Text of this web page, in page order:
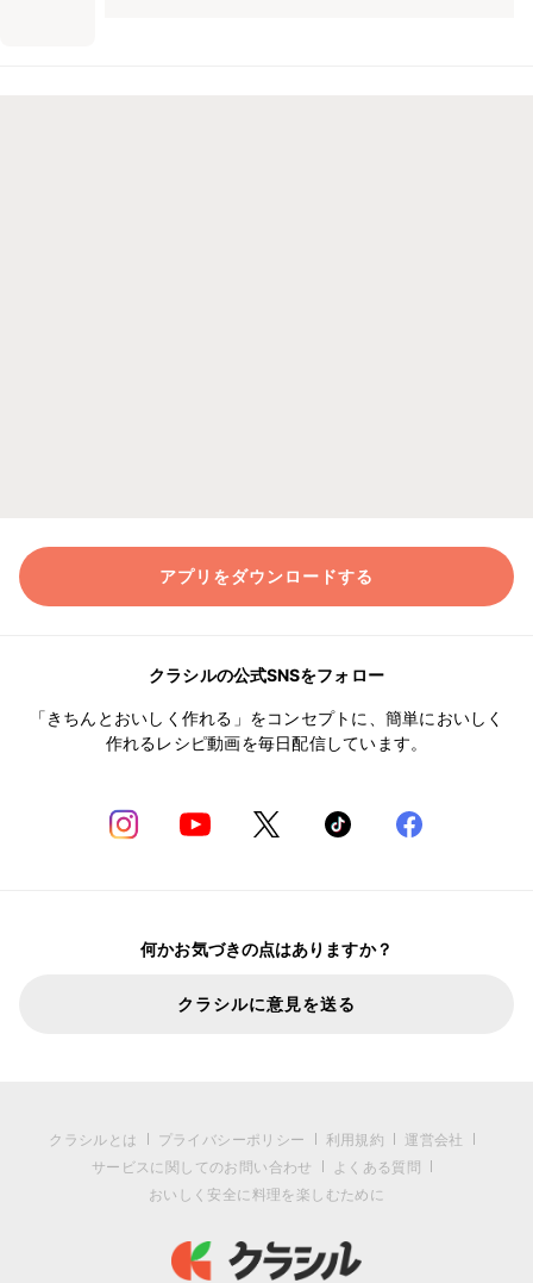
アプリをダウンロードする
クラシルの公式SNSをフォロー
「きちんとおいしく作れる」をコンセプトに、簡単においしく
作れるレシピ動画を毎日配信しています。
何かお気づきの点はありますか？
クラシルに意見を送る
クラシルとは プライバシーポリシー 利用規約
運営会社
サービスに関してのお問い合わせ
よくある質問
おいしく安全に料理を楽しむために